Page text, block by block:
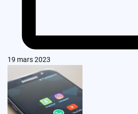
19 mars 2023